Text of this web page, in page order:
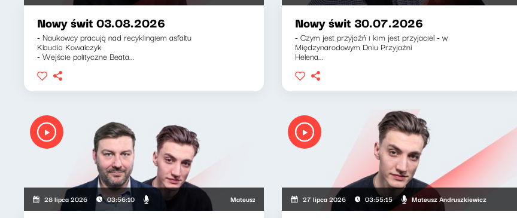
Nowy świt 03.08.2026
- Naukowcy pracują nad recyklingiem asfaltu
Klaudia Kowalczyk
- Wejście polityczne Beata...
Nowy świt 30.07.2026
- Czym jest przyjaźń i kim jest przyjaciel - w
Międzynarodowym Dniu Przyjaźni
Helena...
28 lipca 2026 03:56:10 Mateusz Andruszkiewicz, Klaudiusz Slezak
27 lipca 2026 03:55:15 Mateusz Andruszkiewicz